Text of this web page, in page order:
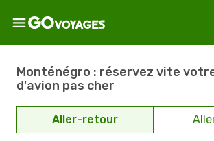
Monténégro : réservez vite
d'avion pas cher
Aller-retour